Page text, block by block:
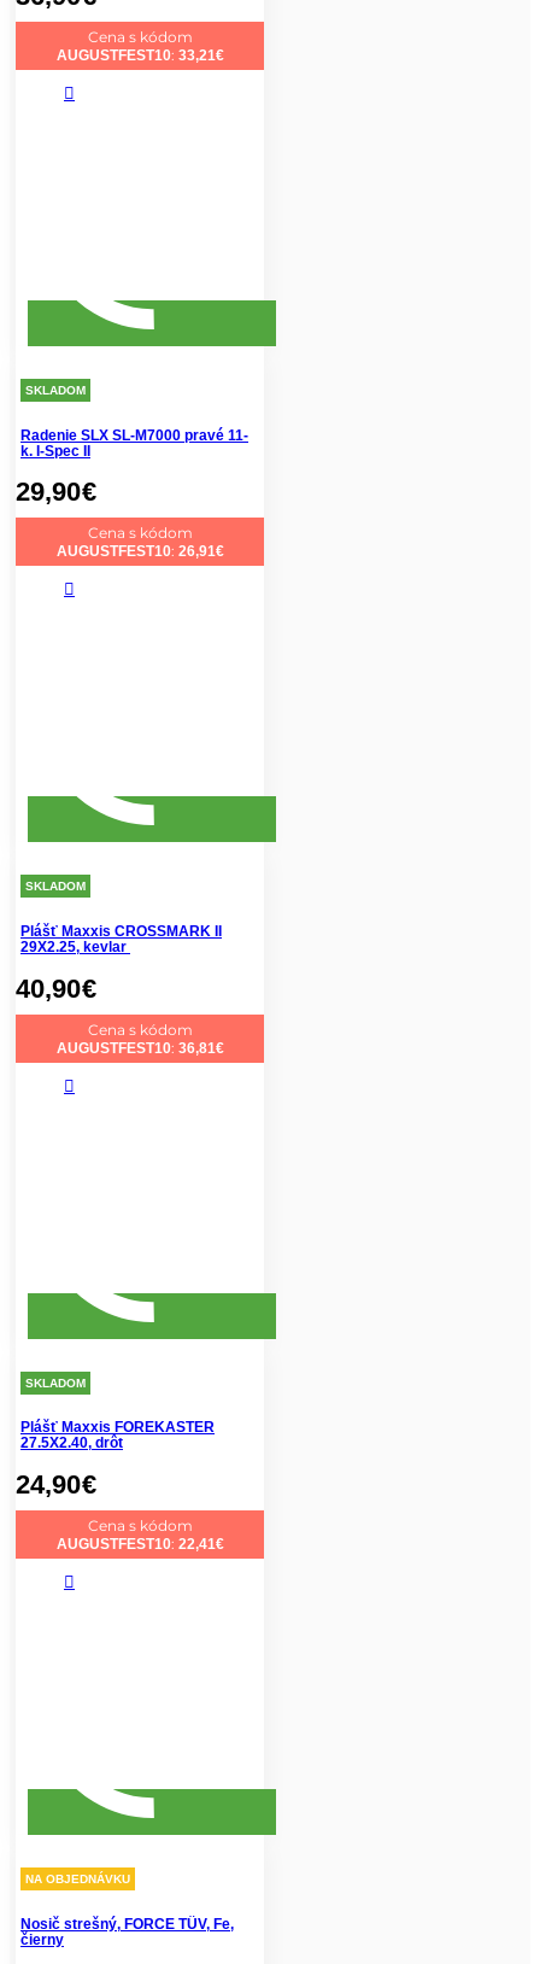
Cena s kódom
AUGUSTFEST10: 33,21€
SKLADOM
Radenie SLX SL-M7000 pravé 11-
k. I-Spec II
29,90€
Cena s kódom
AUGUSTFEST10: 26,91€
SKLADOM
Plášť Maxxis CROSSMARK II
29X2.25, kevlar
40,90€
Cena s kódom
AUGUSTFEST10: 36,81€
SKLADOM
Plášť Maxxis FOREKASTER
27.5X2.40, drôt
24,90€
Cena s kódom
AUGUSTFEST10: 22,41€
NA OBJEDNÁVKU
Nosič strešný, FORCE TÜV, Fe,
čierny